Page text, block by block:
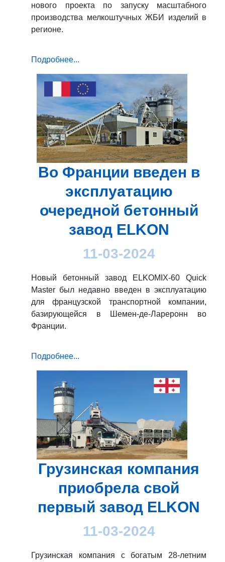
нового проекта по запуску масштабного
производства мелкоштучных ЖБИ изделий в
регионе.
Подробнее...
Во Франции введен в
эксплуатацию
очередной бетонный
завод ELKON
11-03-2024
Новый бетонный завод ELKOMIX-60 Quick
Master был недавно введен в эксплуатацию
для французской транспортной компании,
базирующейся в Шемен-де-Лареронн во
Франции.
Подробнее...
Грузинская компания
приобрела свой
первый завод ELKON
11-03-2024
Грузинская компания с богатым 28-летним